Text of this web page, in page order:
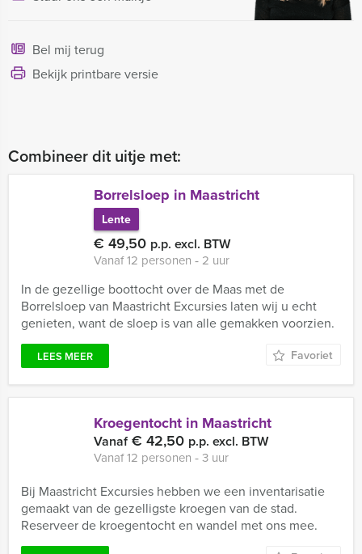
Bel mij terug
Bekijk printbare versie
Combineer dit uitje met:
Borrelsloep in Maastricht
Lente
€ 49,50 p.p. excl. BTW
Vanaf 12 personen ‐ 2 uur
In de gezellige boottocht over de Maas met de
Borrelsloep van Maastricht Excursies laten wij u echt
genieten, want de sloep is van alle gemakken voorzien.
LEES MEER Favoriet
Kroegentocht in Maastricht
Vanaf€ 42,50 p.p. excl. BTW
Vanaf 12 personen ‐ 3 uur
Bij Maastricht Excursies hebben we een inventarisatie
gemaakt van de gezelligste kroegen van de stad.
Reserveer de kroegentocht en wandel met ons mee.